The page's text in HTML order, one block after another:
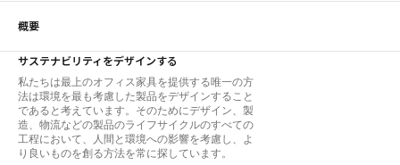
概要
サステナビリティをデザインする
私たちは最上のオフィス家具を提供する唯一の方
法は環境を最も考慮した製品をデザインすること
であると考えています。そのためにデザイン、製
造、物流などの製品のライフサイクルのすべての
工程において、人間と環境への影響を考慮し、よ
り良いものを創る方法を常に探しています。